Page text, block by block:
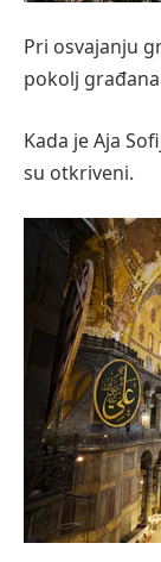
Pri osvajanju
pokolj
Kada je Aja
su otkriveni.